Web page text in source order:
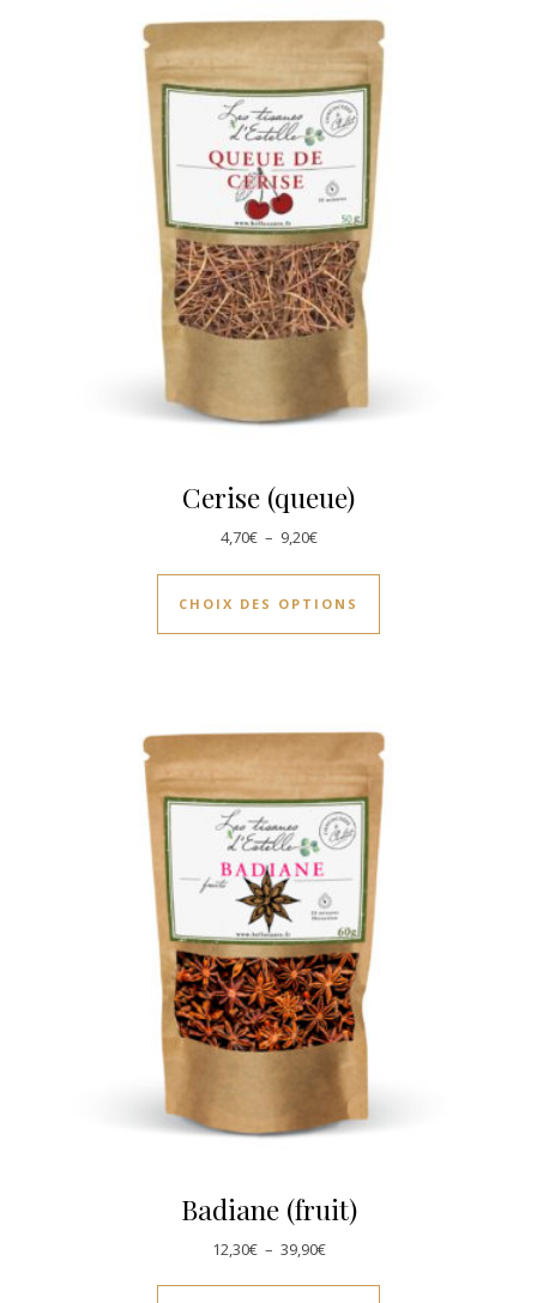
Cerise (queue)
4,70€ – 9,20€Plage de prix : 4,70€ à 9,20€
CHOIX DES OPTIONS
Ce produit a
Badiane (fruit)
12,30€ – 39,90€Plage de prix : 12,30€ à 39,90€
Ce produit a